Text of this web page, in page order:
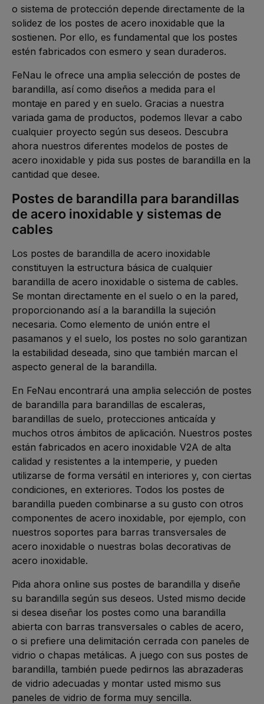
o sistema de protección depende directamente de la
solidez de los postes de acero inoxidable que la
sostienen. Por ello, es fundamental que los postes
estén fabricados con esmero y sean duraderos.
FeNau le ofrece una amplia selección de postes de
barandilla, así como diseños a medida para el
montaje en pared y en suelo. Gracias a nuestra
variada gama de productos, podemos llevar a cabo
cualquier proyecto según sus deseos. Descubra
ahora nuestros diferentes modelos de postes de
acero inoxidable y pida sus postes de barandilla en la
cantidad que desee.
Postes de barandilla para barandillas
de acero inoxidable y sistemas de
cables
Los postes de barandilla de acero inoxidable
constituyen la estructura básica de cualquier
barandilla de acero inoxidable o sistema de cables.
Se montan directamente en el suelo o en la pared,
proporcionando así a la barandilla la sujeción
necesaria. Como elemento de unión entre el
pasamanos y el suelo, los postes no solo garantizan
la estabilidad deseada, sino que también marcan el
aspecto general de la barandilla.
En FeNau encontrará una amplia selección de postes
de barandilla para barandillas de escaleras,
barandillas de suelo, protecciones anticaída y
muchos otros ámbitos de aplicación. Nuestros postes
están fabricados en acero inoxidable V2A de alta
calidad y resistentes a la intemperie, y pueden
utilizarse de forma versátil en interiores y, con ciertas
condiciones, en exteriores. Todos los postes de
barandilla pueden combinarse a su gusto con otros
componentes de acero inoxidable, por ejemplo, con
nuestros soportes para barras transversales de
acero inoxidable o nuestras bolas decorativas de
acero inoxidable.
Pida ahora online sus postes de barandilla y diseñe
su barandilla según sus deseos. Usted mismo decide
si desea diseñar los postes como una barandilla
abierta con barras transversales o cables de acero,
o si prefiere una delimitación cerrada con paneles de
vidrio o chapas metálicas. A juego con sus postes de
barandilla, también puede pedirnos las abrazaderas
de vidrio adecuadas y montar usted mismo sus
paneles de vidrio de forma muy sencilla.